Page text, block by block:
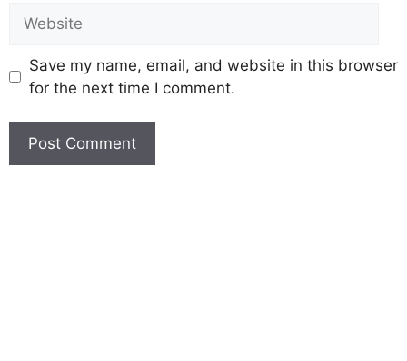
Save my name, email, and website in this browser
for the next time I comment.